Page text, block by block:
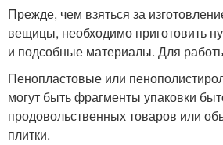
Прежде, чем взяться за
вещицы, необходимо приготовить
и подсобные материалы. Для
Пенопластовые или
могут быть фрагменты упаковки
продовольственных товаров или
плитки.